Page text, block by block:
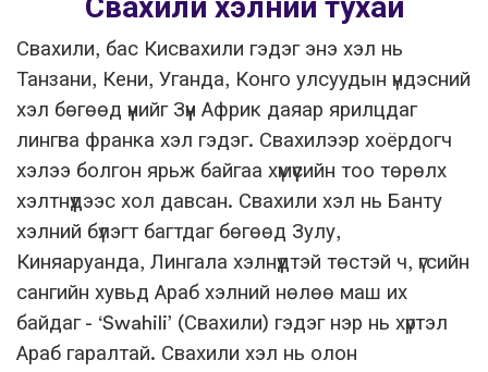
Свахили хэлний тухай
Свахили, бас Кисвахили гэдэг энэ хэл нь
Танзани, Кени, Уганда, Конго улсуудын үндэсний
хэл бөгөөд үүнийг Зүүн Африк даяар ярилцдаг
лингва франка хэл гэдэг. Свахилээр хоёрдогч
хэлээ болгон ярьж байгаа хүмүүсийн тоо төрөлх
хэлтнүүдээс хол давсан. Свахили хэл нь Банту
хэлний бүлэгт багтдаг бөгөөд Зулу,
Киняаруанда, Лингала хэлнүүдтэй төстэй ч, үгсийн
сангийн хувьд Араб хэлний нөлөө маш их
байдаг - ‘Swahili’ (Свахили) гэдэг нэр нь хүртэл
Араб гаралтай. Свахили хэл нь олон